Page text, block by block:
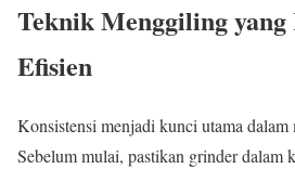
Teknik Menggiling yang
Efisien
Konsistensi menjadi kunci utama
Sebelum mulai, pastikan grinder dalam